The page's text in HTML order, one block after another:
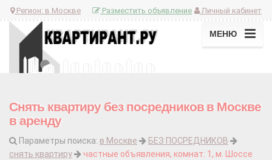
Регион: в Москве Личный кабинет
Разместить объявление
МЕНЮ
Снять квартиру без посредников в Москве
в аренду
Параметры поиска: в Москве
БЕЗ ПОСРЕДНИКОВ
снять квартиру
частные объявления, комнат: 1, м. Шоссе